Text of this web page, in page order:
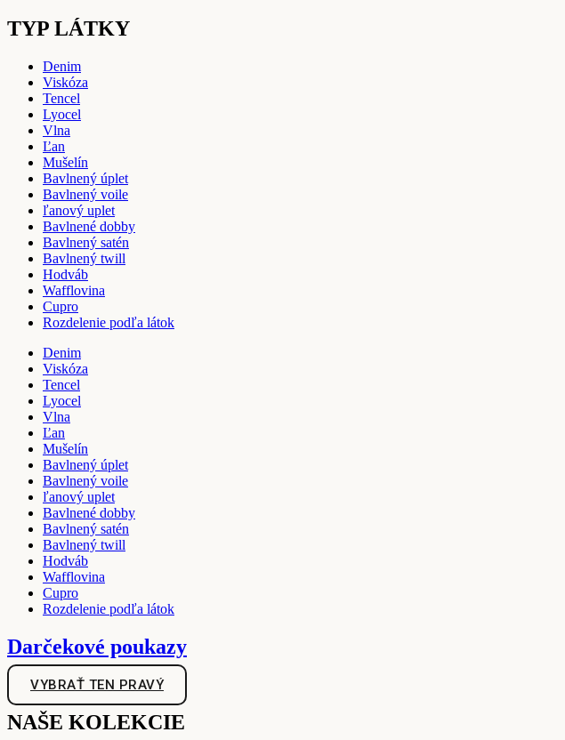
TYP LÁTKY
Denim
Viskóza
Tencel
Lyocel
Vlna
Ľan
Mušelín
Bavlnený úplet
Bavlnený voile
ľanový uplet
Bavlnené dobby
Bavlnený satén
Bavlnený twill
Hodváb
Wafflovina
Cupro
Rozdelenie podľa látok
Denim
Viskóza
Tencel
Lyocel
Vlna
Ľan
Mušelín
Bavlnený úplet
Bavlnený voile
ľanový uplet
Bavlnené dobby
Bavlnený satén
Bavlnený twill
Hodváb
Wafflovina
Cupro
Rozdelenie podľa látok
Darčekové poukazy
VYBRAŤ TEN PRAVÝ
NAŠE KOLEKCIE